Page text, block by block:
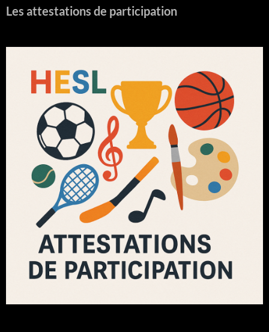
Les attestations de participation